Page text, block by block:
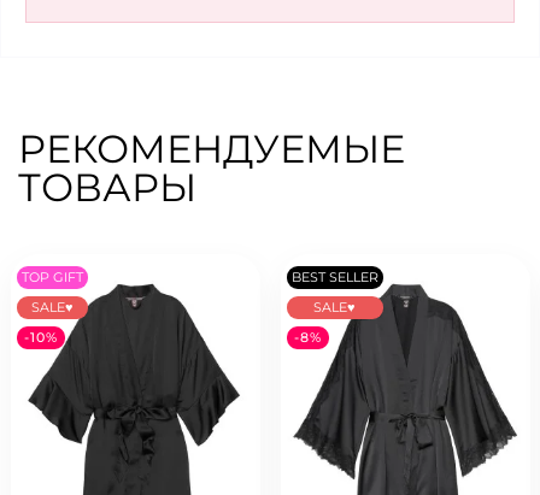
РЕКОМЕНДУЕМЫЕ
ТОВАРЫ
TOP GIFT
SALE♥
-10%
BEST SELLER
SALE♥
-8%